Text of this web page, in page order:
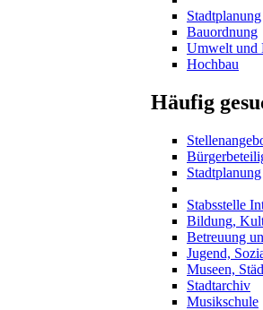
Stadtplanung
Bauordnung
Umwelt und
Hochbau
Häufig
Stadtplanung
Stabsstelle
Bildung,
Betreuung
Jugend,
Museen,
Stadtarchiv
Musikschule